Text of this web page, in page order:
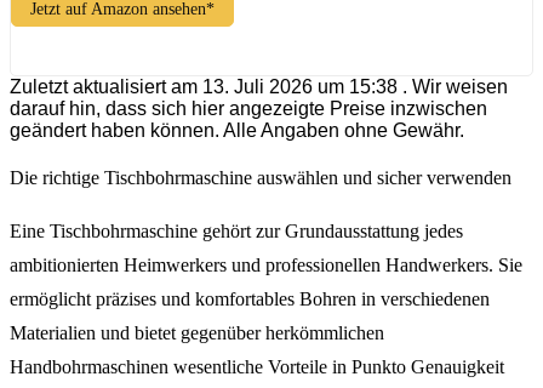
Jetzt auf Amazon ansehen*
Zuletzt aktualisiert am 13. Juli 2026 um 15:38 . Wir weisen
darauf hin, dass sich hier angezeigte Preise inzwischen
geändert haben können. Alle Angaben ohne Gewähr.
Die richtige Tischbohrmaschine auswählen und sicher verwenden
Eine Tischbohrmaschine gehört zur Grundausstattung jedes
ambitionierten Heimwerkers und professionellen Handwerkers. Sie
ermöglicht präzises und komfortables Bohren in verschiedenen
Materialien und bietet gegenüber herkömmlichen
Handbohrmaschinen wesentliche Vorteile in Punkto Genauigkeit